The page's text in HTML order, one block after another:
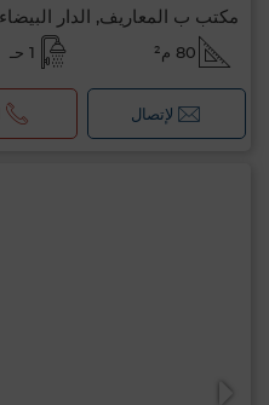
مكتب ب المعاريف, الدار البيضاء
80 م² 1 حـ
لإتصال